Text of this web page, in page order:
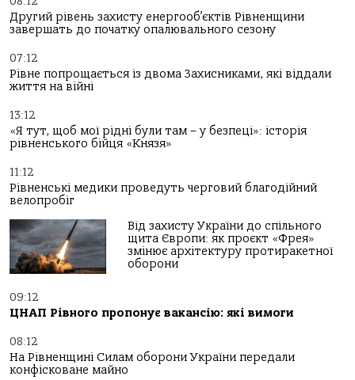
Другий рівень захисту енергооб’єктів Рівненщини
завершать до початку опалювального сезону
07:12
Рівне попрощається із двома Захисниками, які віддали
життя на війні
13:12
«Я тут, щоб мої рідні були там – у безпеці»: історія
рівненського бійця «Князя»
11:12
Рівненські медики проведуть черговий благодійний
велопробіг
Від захисту України до спільного
щита Європи: як проєкт «Фрея»
змінює архітектуру протиракетної
оборони
09:12
ЦНАП Рівного пропонує вакансію: які вимоги
08:12
На Рівненщині Силам оборони України передали
конфісковане майно